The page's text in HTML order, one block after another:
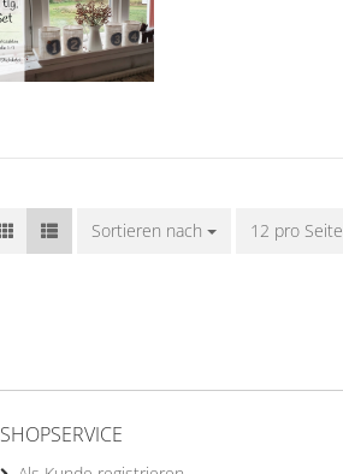
Sortieren nach
Sortieren nach 12 pro Seite
pro Seite
SHOPSERVICE